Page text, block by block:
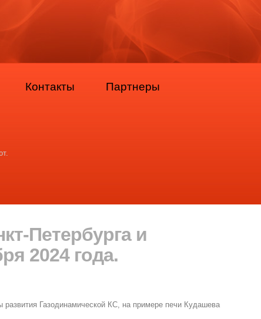
Петербурга и
2024 года.
Газодинамической КС, на примере печи Кудашева
Контакты Партнеры